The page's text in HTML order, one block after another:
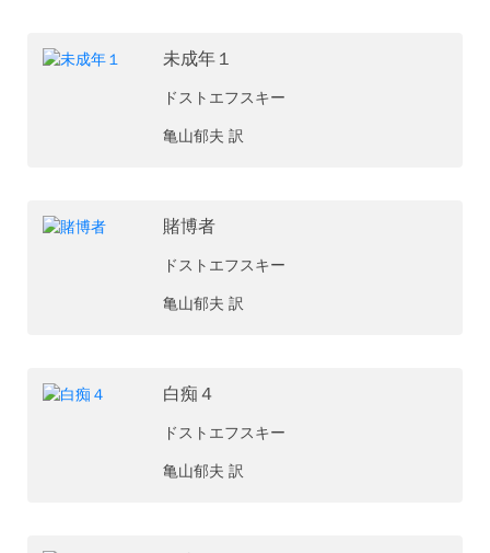
未成年１
ドストエフスキー
亀山郁夫 訳
賭博者
ドストエフスキー
亀山郁夫 訳
白痴４
ドストエフスキー
亀山郁夫 訳